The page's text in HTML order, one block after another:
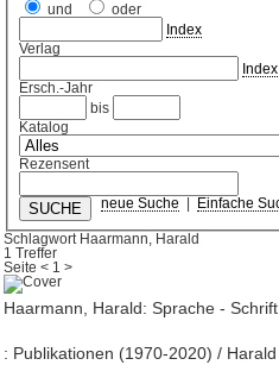
und
oder
Index
Verlag
Index
Ersch.-Jahr
bis
Katalog
Rezensent
neue Suche Einfache
Schlagwort Haarmann, Harald
1 Treffer
Seite< 1 >
Haarmann, Harald: Sprache -
: Publikationen (1970-2020) /